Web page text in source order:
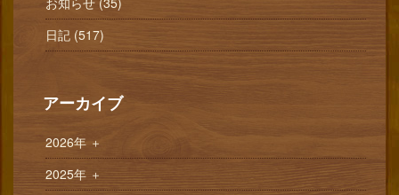
日記 (517)
アーカイブ
2026年 ＋
2025年 ＋